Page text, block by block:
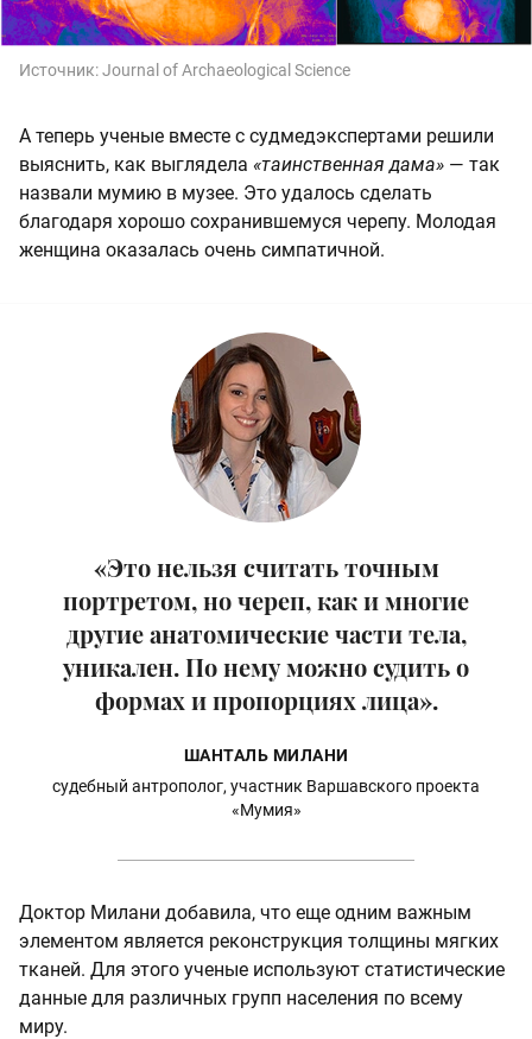
Источник:Journal of Archaeological Science
А теперь ученые вместе с судмедэкспертами решили
выяснить, как выглядела «таинственная дама» — так
назвали мумию в музее. Это удалось сделать
благодаря хорошо сохранившемуся черепу. Молодая
женщина оказалась очень симпатичной.
«Это нельзя считать точным
портретом, но череп, как и многие
другие анатомические части тела,
уникален. По нему можно судить о
формах и пропорциях лица».
ШАНТАЛЬ МИЛАНИ
судебный антрополог, участник Варшавского проекта
«Мумия»
Доктор Милани добавила, что еще одним важным
элементом является реконструкция толщины мягких
тканей. Для этого ученые используют статистические
данные для различных групп населения по всему
миру.